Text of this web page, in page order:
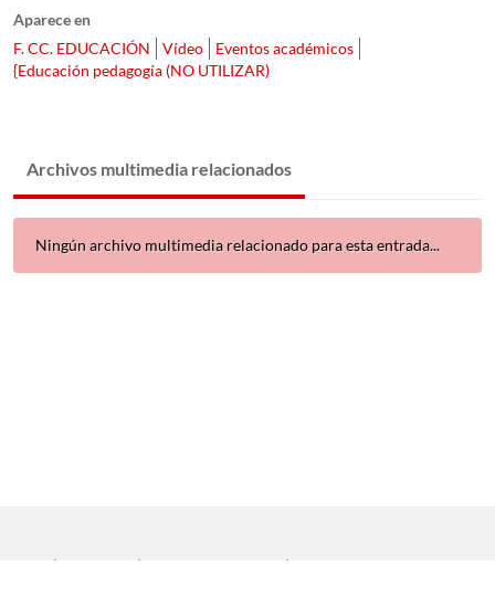
Aparece en
F. CC. EDUCACIÓN
Vídeo
Eventos académicos
{Educación pedagogía (NO UTILIZAR)
Archivos multimedia relacionados
Ningún archivo multimedia relacionado para esta entrada...
| | |